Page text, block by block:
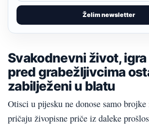
Želim newsletter
Svakodnevni život, igra
pred grabežljivcima
zabilježeni u blatu
Otisci u pijesku ne donose samo
pričaju živopisne priče iz daleke